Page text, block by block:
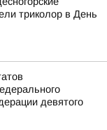
триколор в День
девятого